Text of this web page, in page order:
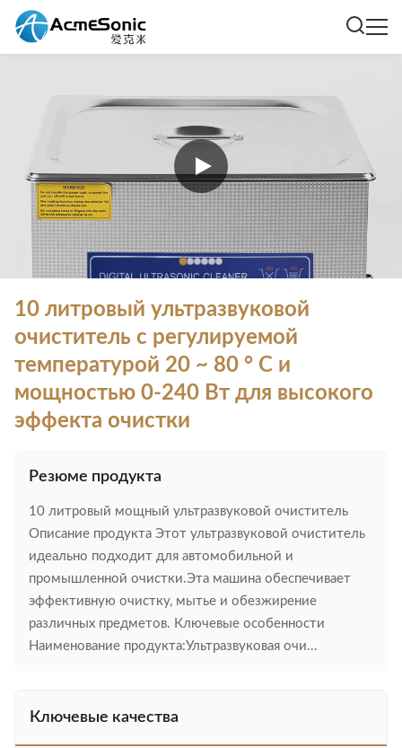
10 литровый ультразвуковой
очиститель с регулируемой
температурой 20 ~ 80 ° C и
мощностью 0-240 Вт для высокого
эффекта очистки
Резюме продукта
10 литровый мощный ультразвуковой очиститель
Описание продукта Этот ультразвуковой очиститель
идеально подходит для автомобильной и
промышленной очистки.Эта машина обеспечивает
эффективную очистку, мытье и обезжирение
различных предметов. Ключевые особенности
Наименование продукта:Ультразвуковая очи...
Ключевые качества